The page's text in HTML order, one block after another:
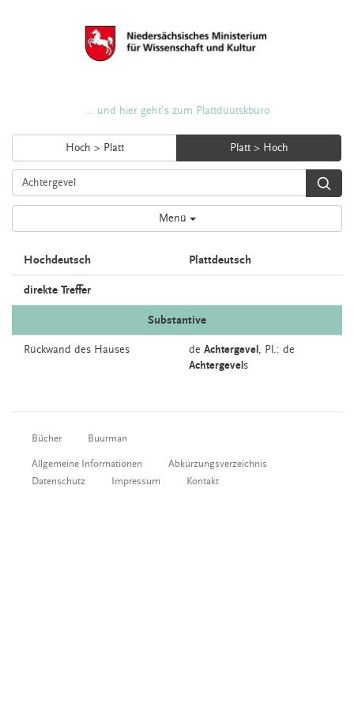
... und hier geht's zum Plattdüütskbüro
Hoch > Platt Platt > Hoch
Menü
Hochdeutsch Plattdeutsch
direkte Treffer
Substantive
Rückwand des Hauses de Achtergevel , Pl.: de
Achtergevel s
Bücher Buurman
Allgemeine Informationen
Abkürzungsverzeichnis
Datenschutz
Impressum Kontakt